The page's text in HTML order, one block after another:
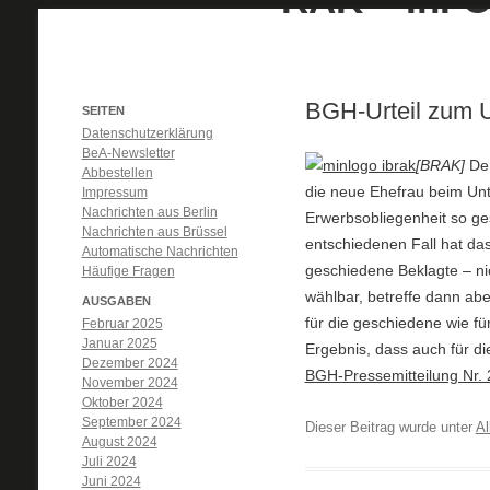
BGH-Urteil zum
[BRAK]
die neue Ehefrau beim
Erwerbsobliegenheit so
entschiedenen Fall hat
geschiedene Beklagte –
wählbar, betreffe dann
für die geschiedene wie
Ergebnis, dass auch für
BGH-Pressemitteilung Nr.
Dieser Beitrag wurde unter
SEITEN
Datenschutzerklärung
BeA-Newsletter
Abbestellen
Impressum
Nachrichten aus Berlin
Nachrichten aus Brüssel
Automatische Nachrichten
Häufige Fragen
AUSGABEN
Februar 2025
Januar 2025
Dezember 2024
November 2024
Oktober 2024
September 2024
August 2024
Juli 2024
Juni 2024